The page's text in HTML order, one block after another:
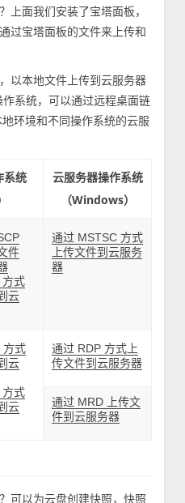
上面我们安装了宝塔面板，
过宝塔面板的文件来上传和
以本地文件上传到云服务器
系统，可以通过远程桌面链
环境和不同操作系统的云服
系统
云服务器操作系统
（Windows）
件
式
云
通过 MSTSC 方式
上传文件到云服务
器
方式
云
式
云
通过 RDP 方式上
传文件到云服务器
通过 MRD 上传文
件到云服务器
可以为云盘创建快照，快照